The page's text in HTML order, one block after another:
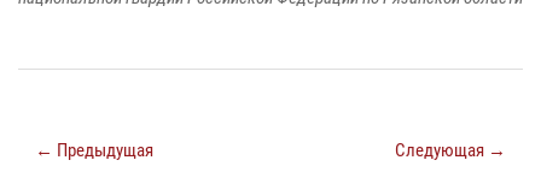
← Предыдущая Следующая →